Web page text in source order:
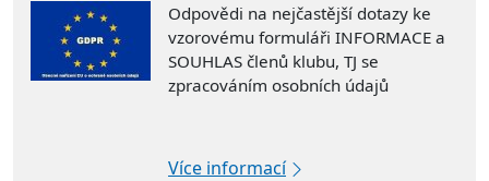
Odpovědi na nejčastější dotazy ke
vzorovému formuláři INFORMACE a
SOUHLAS členů klubu, TJ se
zpracováním osobních údajů
Více informací